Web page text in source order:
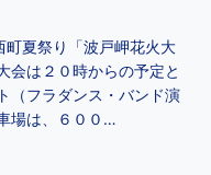
町夏祭り「波戸岬花火大
会は２０時からの予定と
（フラダンス・バンド演
場は、６００…